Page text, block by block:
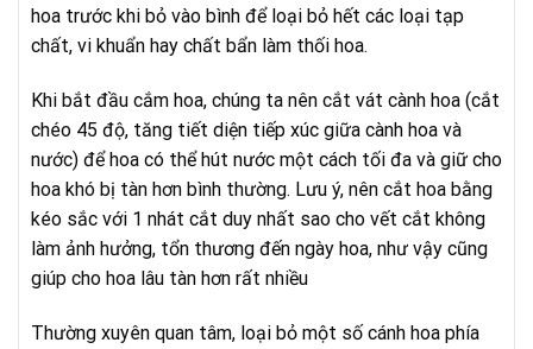
hoa trước khi bỏ vào bình để loại bỏ hết các loại tạp
chất, vi khuẩn hay chất bẩn làm thối hoa.
Khi bắt đầu cắm hoa, chúng ta nên cắt vát cành hoa (cắt
chéo 45 độ, tăng tiết diện tiếp xúc giữa cành hoa và
nước) để hoa có thể hút nước một cách tối đa và giữ cho
hoa khó bị tàn hơn bình thường. Lưu ý, nên cắt hoa bằng
kéo sắc với 1 nhát cắt duy nhất sao cho vết cắt không
làm ảnh hưởng, tổn thương đến ngày hoa, như vậy cũng
giúp cho hoa lâu tàn hơn rất nhiều
Thường xuyên quan tâm, loại bỏ một số cánh hoa phía